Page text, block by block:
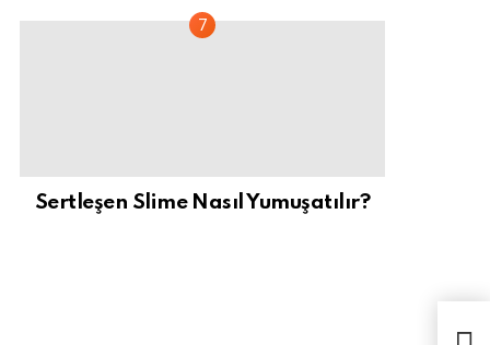
Sertleşen Slime Nasıl Yumuşatılır?